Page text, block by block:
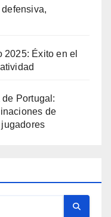
2025: Éxito en el
Portugal:
de